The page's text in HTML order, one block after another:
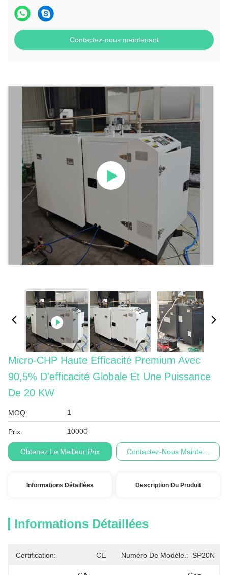
Contactez-nous maintenant
Micro-CHP Haute Efficacité Premium Avec
90,5% D'efficacité Globale Et Une Puissance
De 20 KW
MOQ: 1
Prix: 10000
Obtenez Le Meilleur Prix Contactez-Nous Maintenant
Informations Détaillées Description Du Produit
Informations Détaillées
Certification: CE Numéro De Modèle.: SP20N